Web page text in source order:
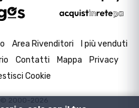
Area Rivenditori
I più venduti
Contatti Mappa
Privacy
Cookie
2000-2026